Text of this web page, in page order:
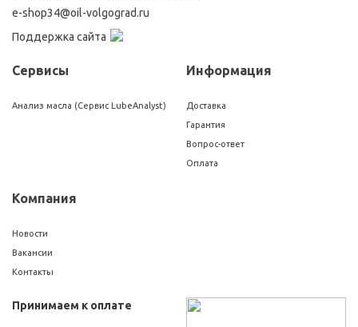
e-shop34@oil-volgograd.ru
Поддержка сайта
Сервисы
Анализ масла (Сервис LubeAnalyst)
Информация
Доставка
Гарантия
Вопрос-ответ
Оплата
Компания
Новости
Вакансии
Контакты
Принимаем к оплате